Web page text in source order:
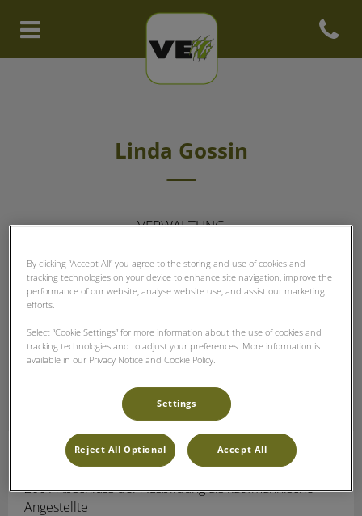
Homepage Clinique
Open
Linda Gossin
VERWALTUNG
Linda GossinKlinikmanagerin
2001 Abschluss der Ausbildung als kaufmännische
Angestellte
By clicking “Accept All” you agree to the storing and use of cookies and
tracking technologies on your device to enhance site navigation, improve the
performance of our website, analyse website use, and assist our marketing
efforts.
Select “Cookie Settings” for more information about the use of cookies and
tracking technologies and to adjust your preferences. More information is
available in our Privacy Notice and Cookie Policy.
Settings
Reject All Optional Accept All